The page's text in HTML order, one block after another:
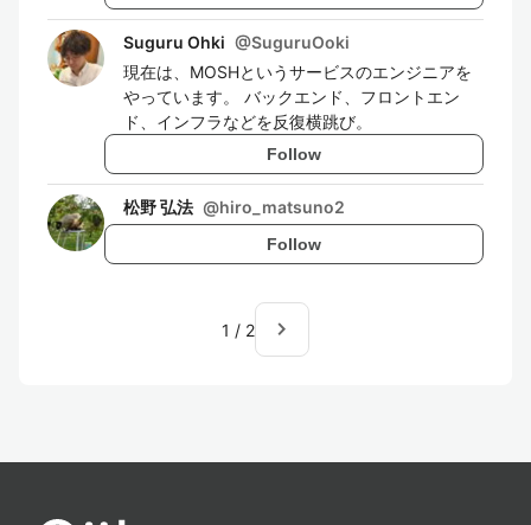
Suguru Ohki @SuguruOoki
現在は、MOSHというサービスのエンジニアを
やっています。 バックエンド、フロントエン
ド、インフラなどを反復横跳び。
Follow
松野 弘法 @hiro_matsuno2
Follow
1 / 2 navigate_next